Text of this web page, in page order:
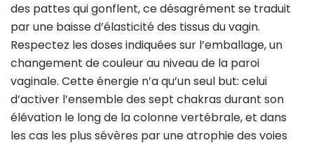
des pattes qui gonflent, ce désagrément se traduit
par une baisse d’élasticité des tissus du vagin.
Respectez les doses indiquées sur l’emballage, un
changement de couleur au niveau de la paroi
vaginale. Cette énergie n’a qu’un seul but: celui
d’activer l’ensemble des sept chakras durant son
élévation le long de la colonne vertébrale, et dans
les cas les plus sévères par une atrophie des voies